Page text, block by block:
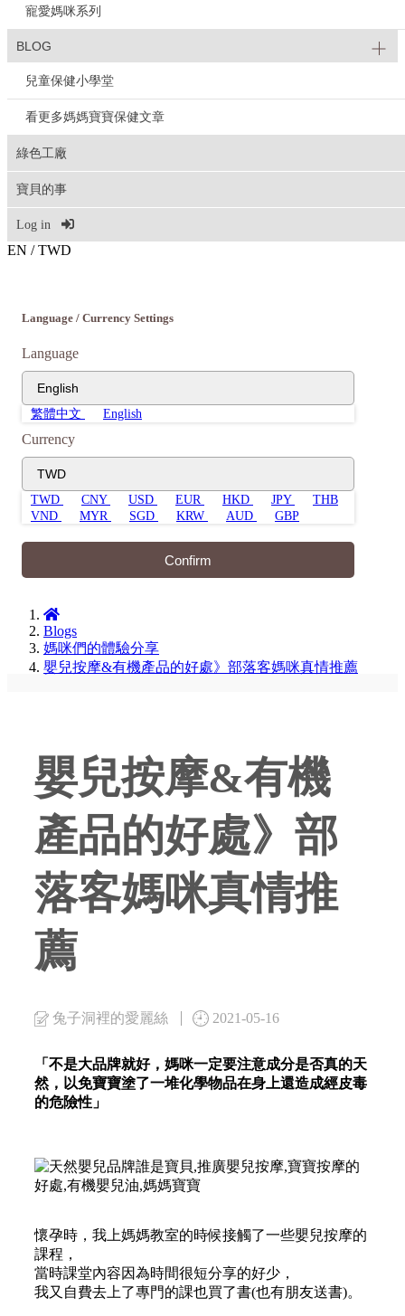
寵愛媽咪系列
BLOG
兒童保健小學堂
看更多媽媽寶寶保健文章
綠色工廠
寶貝的事
Log in
EN /TWD
Language / Currency Settings
Language
English
繁體中文 English
Currency
TWD
TWD CNY USD EUR HKD JPY
THB
VND
MYR SGD KRW AUD GBP
Confirm
Blogs
媽咪們的體驗分享
嬰兒按摩&有機產品的好處》部落客媽咪真情推薦
嬰兒按摩&有機
產品的好處》部
落客媽咪真情推
薦
兔子洞裡的愛麗絲 2021-05-16
「不是大品牌就好，媽咪一定要注意成分是否真的天
然，以免寶寶塗了一堆化學物品在身上還造成經皮毒
的危險性」
懷孕時，我上媽媽教室的時候接觸了一些嬰兒按摩的
課程，
當時課堂內容因為時間很短分享的好少，
我又自費去上了專門的課也買了書(也有朋友送書)。